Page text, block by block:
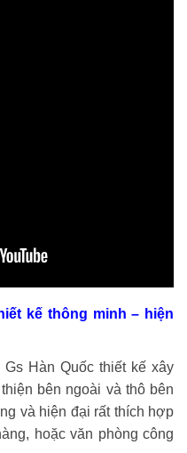
kế thông minh – hiện
Hàn Quốc thiết kế xây
bên ngoài và thô bên
và hiện đại rất thích hợp
hoặc văn phòng công